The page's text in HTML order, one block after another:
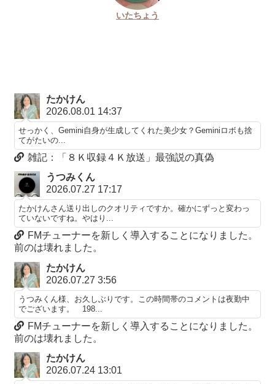
いたちょう
たかけん
2026.08.01 14:37
せっかく、Gemini自身が生成してくれた美少女？Geminiロボも捨
てがたいの...
雑記：「８Ｋ収録４Ｋ放送」最強説の真偽
うつみくん
2026.07.27 17:17
たかけんさん送り出しのクオリティですか。確かにずっと変わっ
ていないですね。やはり...
FMチューナーを新しく導入することになりました。
前のは壊れました。
たかけん
2026.07.27 3:56
うつみくん様、お久しぶりです。この時間帯のコメントは夜勤中
でございます。 198...
FMチューナーを新しく導入することになりました。
前のは壊れました。
たかけん
2026.07.24 13:01